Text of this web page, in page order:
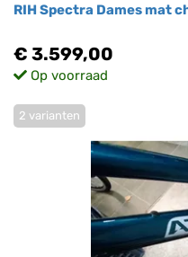
RIH Spectra Dames mat
€ 3.599,00
Op voorraad
2 varianten